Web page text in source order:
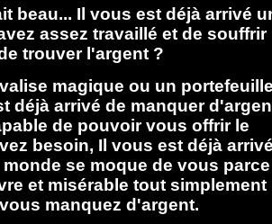
beau... Il vous est déjà arrivé
assez travaillé et de souffrir
trouver l'argent ?
magique ou un portefeuille
déjà arrivé de manquer
de pouvoir vous offrir le
besoin, Il vous est déjà arrivé
se moque de vous parce
et misérable tout simplement
manquez d'argent.